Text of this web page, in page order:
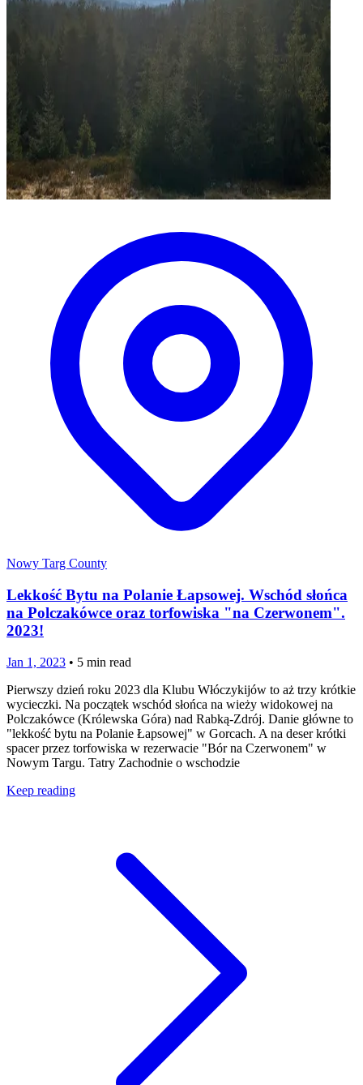
Nowy Targ County
Lekkość Bytu na Polanie Łapsowej. Wschód słońca
na Polczakówce oraz torfowiska "na Czerwonem".
2023!
Jan 1, 2023 • 5 min read
Pierwszy dzień roku 2023 dla Klubu Włóczykijów to aż trzy krótkie
wycieczki. Na początek wschód słońca na wieży widokowej na
Polczakówce (Królewska Góra) nad Rabką-Zdrój. Danie główne to
"lekkość bytu na Polanie Łapsowej" w Gorcach. A na deser krótki
spacer przez torfowiska w rezerwacie "Bór na Czerwonem" w
Nowym Targu. Tatry Zachodnie o wschodzie
Keep reading